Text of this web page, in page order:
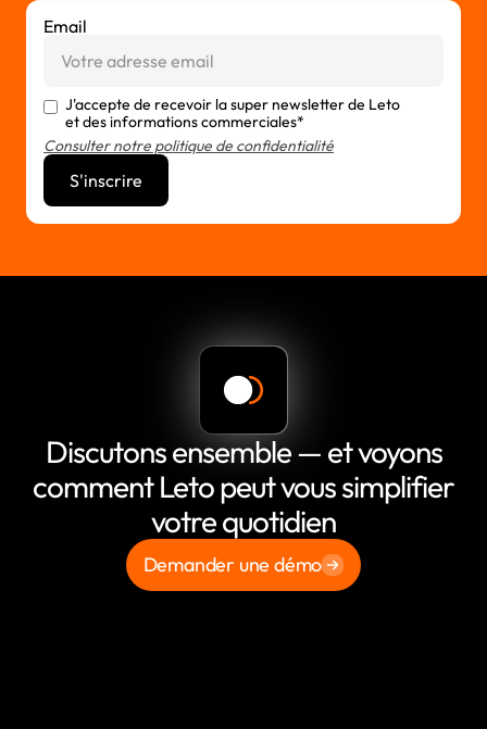
Email
J'accepte de recevoir la super newsletter de Leto
et des informations commerciales*
Consulter notre politique de confidentialité
Discutons ensemble — et voyons
comment Leto peut vous simplifier
votre quotidien
Demander une démo